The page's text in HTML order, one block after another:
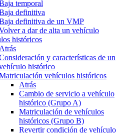
temporal
definitiva
definitiva de un VMP
a dar de alta un vehículo
históricos
Atrás
y características de un
histórico
vehículos históricos
Atrás
Cambio de servicio a vehículo
histórico (Grupo A)
Matriculación de vehículos
históricos (Grupo B)
Revertir condición de vehículo